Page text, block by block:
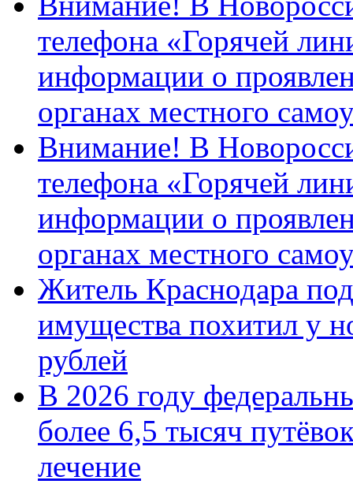
телефона «Горячей
информации о
органах местного
Внимание! В
телефона «Горячей
информации о
органах местного
Житель Краснодара
имущества похитил у
рублей
В 2026 году
более 6,5 тысяч
лечение